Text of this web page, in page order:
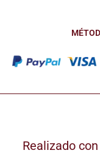
Realizado